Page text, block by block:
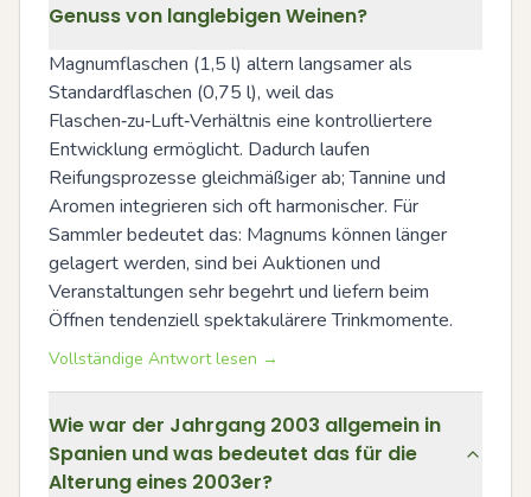
Genuss von langlebigen Weinen?
Magnumflaschen (1,5 l) altern langsamer als
Standardflaschen (0,75 l), weil das
Flaschen‑zu‑Luft‑Verhältnis eine kontrolliertere
Entwicklung ermöglicht. Dadurch laufen
Reifungsprozesse gleichmäßiger ab; Tannine und
Aromen integrieren sich oft harmonischer. Für
Sammler bedeutet das: Magnums können länger
gelagert werden, sind bei Auktionen und
Veranstaltungen sehr begehrt und liefern beim
Öffnen tendenziell spektakulärere Trinkmomente.
Vollständige Antwort lesen →
Wie war der Jahrgang 2003 allgemein in
Spanien und was bedeutet das für die
Alterung eines 2003er?